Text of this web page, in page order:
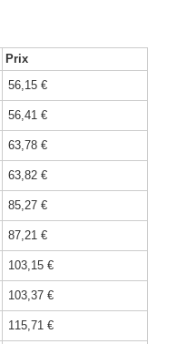
Prix
56,15 €
56,41 €
63,78 €
63,82 €
85,27 €
87,21 €
103,15 €
103,37 €
115,71 €